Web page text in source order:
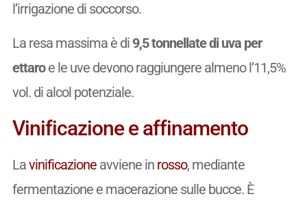
l’irrigazione di soccorso.
La resa massima è di 9,5 tonnellate di uva per
ettaroe le uve devono raggiungere almeno l’11,5%
vol. di alcol potenziale.
Vinificazione e affinamento
Lavinificazioneavviene in rosso, mediante
fermentazione e macerazione sulle bucce. È